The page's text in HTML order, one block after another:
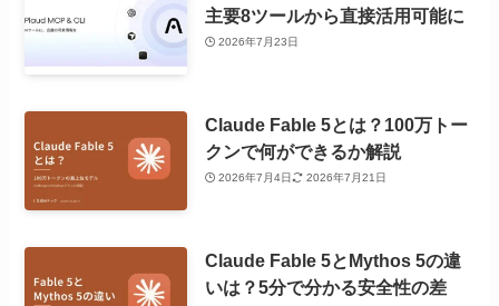
主要8ツールから直接活用可能に
2026年7月23日
Claude Fable 5とは？100万トー
クンで何ができるか解説
2026年7月4日 2026年7月21日
Claude Fable 5とMythos 5の違
いは？5分で分かる安全性の差